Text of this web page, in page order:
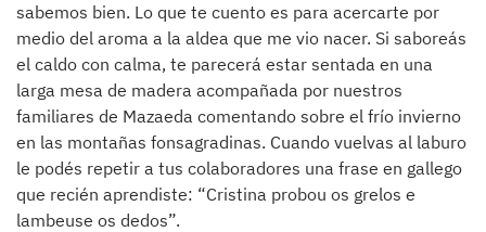
sabemos bien. Lo que te cuento es para acercarte por
medio del aroma a la aldea que me vio nacer. Si saboreás
el caldo con calma, te parecerá estar sentada en una
larga mesa de madera acompañada por nuestros
familiares de Mazaeda comentando sobre el frío invierno
en las montañas fonsagradinas. Cuando vuelvas al laburo
le podés repetir a tus colaboradores una frase en gallego
que recién aprendiste: “Cristina probou os grelos e
lambeuse os dedos”.